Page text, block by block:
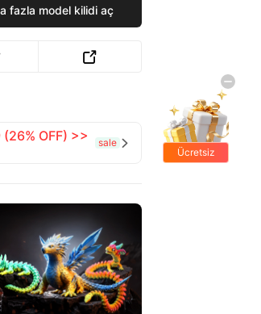
fazla model kilidi aç

OFF) >>
sale 
Ücretsiz